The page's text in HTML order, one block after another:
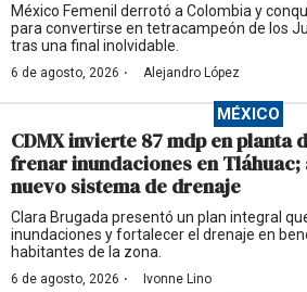
México Femenil derrotó a Colombia y
para convertirse en tetracampeón de los
tras una final inolvidable.
6 de agosto, 2026 · Alejandro López
MÉXICO
CDMX invierte 87 mdp en planta
frenar inundaciones en
nuevo sistema de drenaje
Clara Brugada presentó un plan integral
inundaciones y fortalecer el drenaje en
habitantes de la zona.
6 de agosto, 2026 · Ivonne Lino